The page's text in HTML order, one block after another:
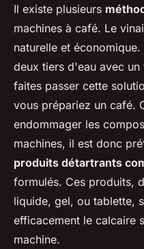
Il existe plusieurs
machines à café. Le
naturelle et
deux tiers d'eau avec
faites passer cette
vous prépariez un café.
endommager les
machines, il est donc
produits détartrants
formulés. Ces produits,
liquide, gel, ou tablette,
efficacement le calcaire
machine.